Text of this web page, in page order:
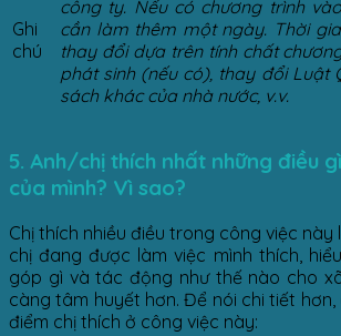
Ghi
chú
công ty. Nếu có chương trình
cần làm thêm một ngày. Thời
thay đổi dựa trên tính chất
phát sinh (nếu có), thay đổi Luật
sách khác của nhà nước, v.v.
5. Anh/chị thích nhất những điều
của mình? Vì sao?
Chị thích nhiều điều trong công việc này
chị đang được làm việc mình thích,
góp gì và tác động như thế nào cho
càng tâm huyết hơn. Để nói chi tiết
điểm chị thích ở công việc này: